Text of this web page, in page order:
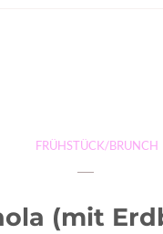
FRÜHSTÜCK/BRUNCH
(mit